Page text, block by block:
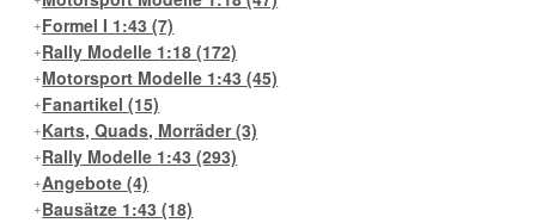
Formel I 1:43(7)
Rally Modelle 1:18(172)
Motorsport Modelle 1:43(45)
Fanartikel(15)
Karts, Quads, Morräder(3)
Rally Modelle 1:43(293)
Angebote(4)
Bausätze 1:43(18)